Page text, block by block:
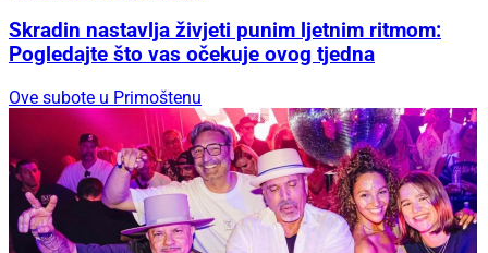
Skradin nastavlja živjeti punim ljetnim ritmom:
Pogledajte što vas očekuje ovog tjedna
Ove subote u Primoštenu